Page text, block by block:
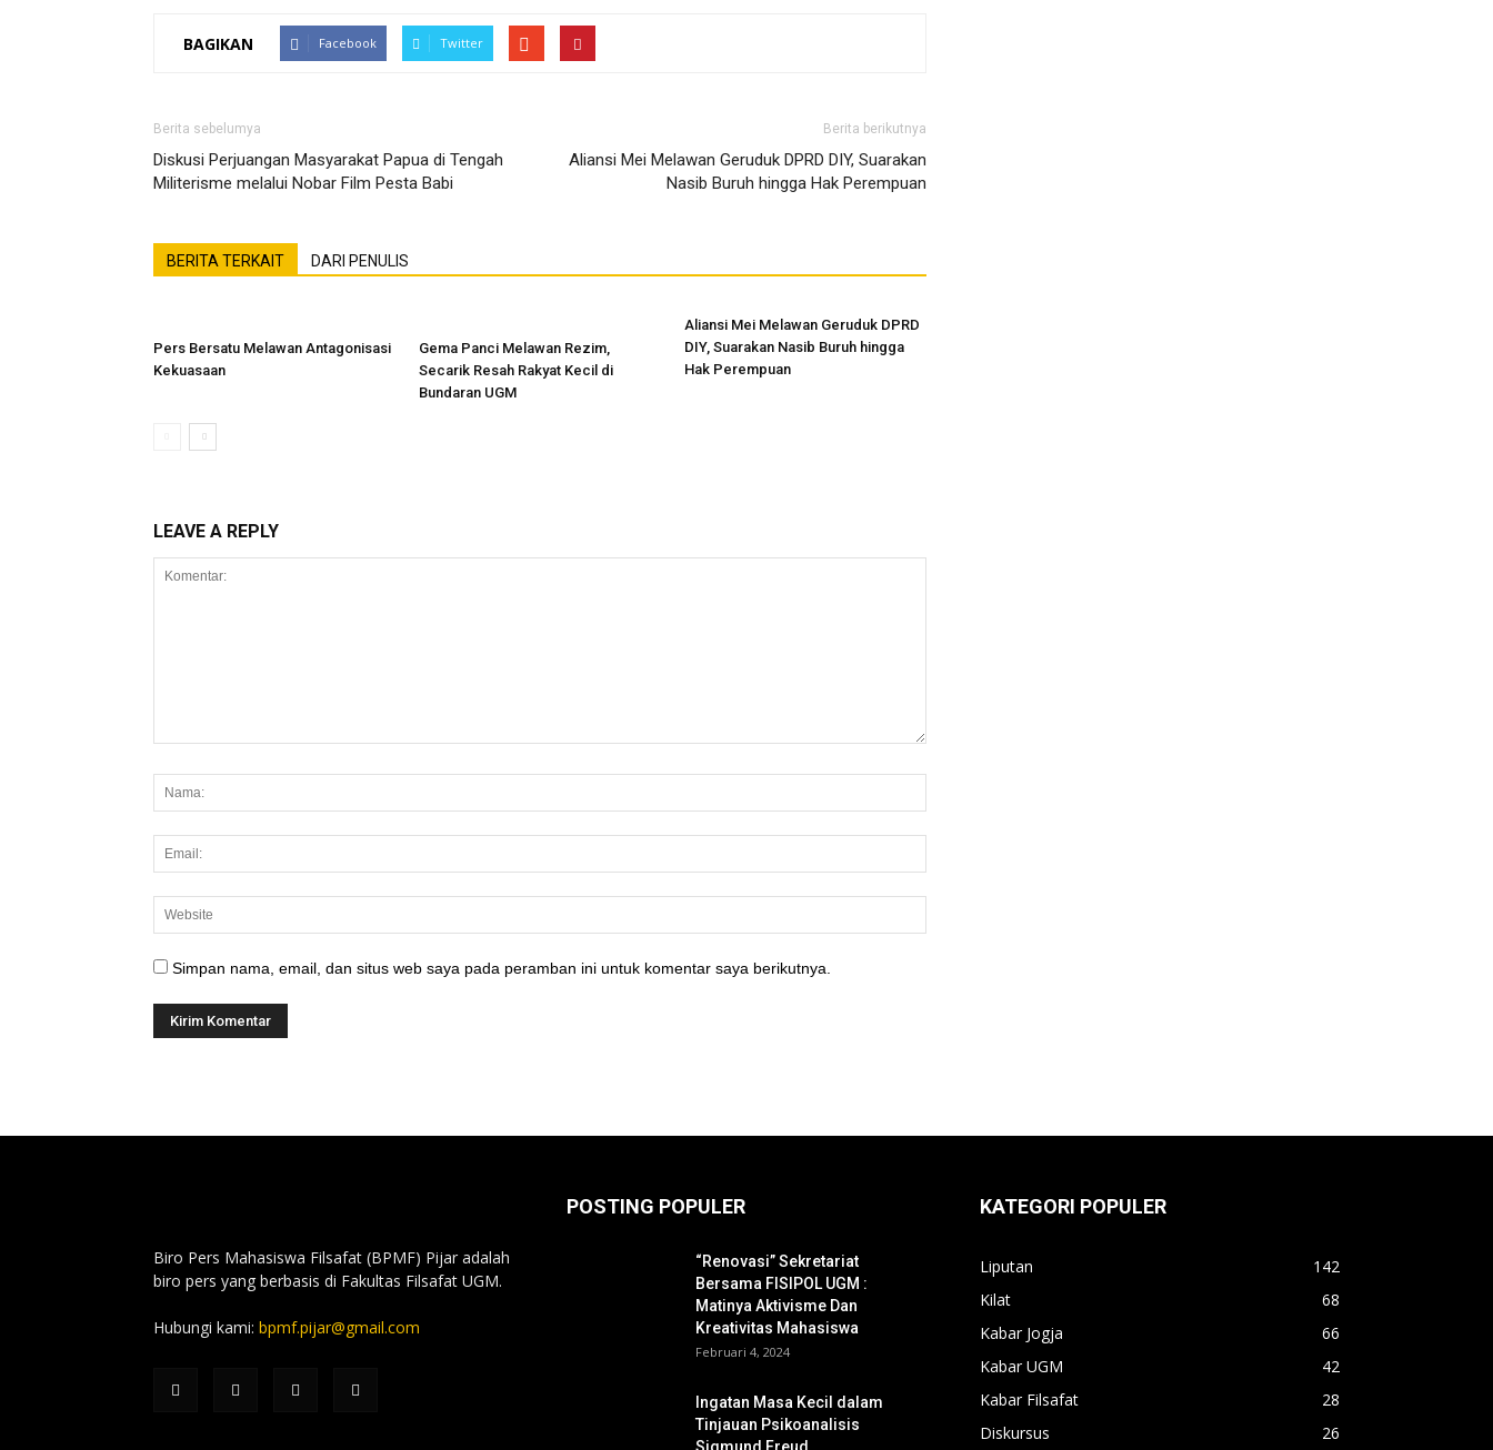
BAGIKAN Facebook Twitter
Berita sebelumya
Diskusi Perjuangan Masyarakat Papua di Tengah
Militerisme melalui Nobar Film Pesta Babi
Berita berikutnya
Aliansi Mei Melawan Geruduk DPRD DIY, Suarakan
Nasib Buruh hingga Hak Perempuan
BERITA TERKAIT DARI PENULIS
Pers Bersatu Melawan Antagonisasi
Kekuasaan
Gema Panci Melawan Rezim,
Secarik Resah Rakyat Kecil di
Bundaran UGM
Aliansi Mei Melawan Geruduk DPRD
DIY, Suarakan Nasib Buruh hingga
Hak Perempuan
LEAVE A REPLY
Simpan nama, email, dan situs web saya pada peramban ini untuk komentar saya berikutnya.
Biro Pers Mahasiswa Filsafat (BPMF) Pijar adalah
biro pers yang berbasis di Fakultas Filsafat UGM.
Hubungi kami: bpmf.pijar@gmail.com
POSTING POPULER
“Renovasi” Sekretariat
Bersama FISIPOL UGM :
Matinya Aktivisme Dan
Kreativitas Mahasiswa
Februari 4, 2024
Ingatan Masa Kecil dalam
Tinjauan Psikoanalisis
KATEGORI POPULER
Liputan
142
Kilat
68
Kabar Jogja
66
Kabar UGM
42
Kabar Filsafat
28
Diskursus
26